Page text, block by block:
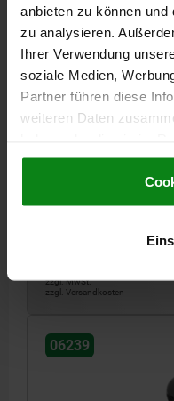
anbieten zu können
zu analysieren.
Ihrer Verwendung
soziale Medien,
Partner führen diese
weiteren Daten
gesammelt haben.
PILZKNOPF POLIERT
SCHWARZ,
GEWINDE=M6
zzgl. MwSt.
zzgl. Versandkosten
06239